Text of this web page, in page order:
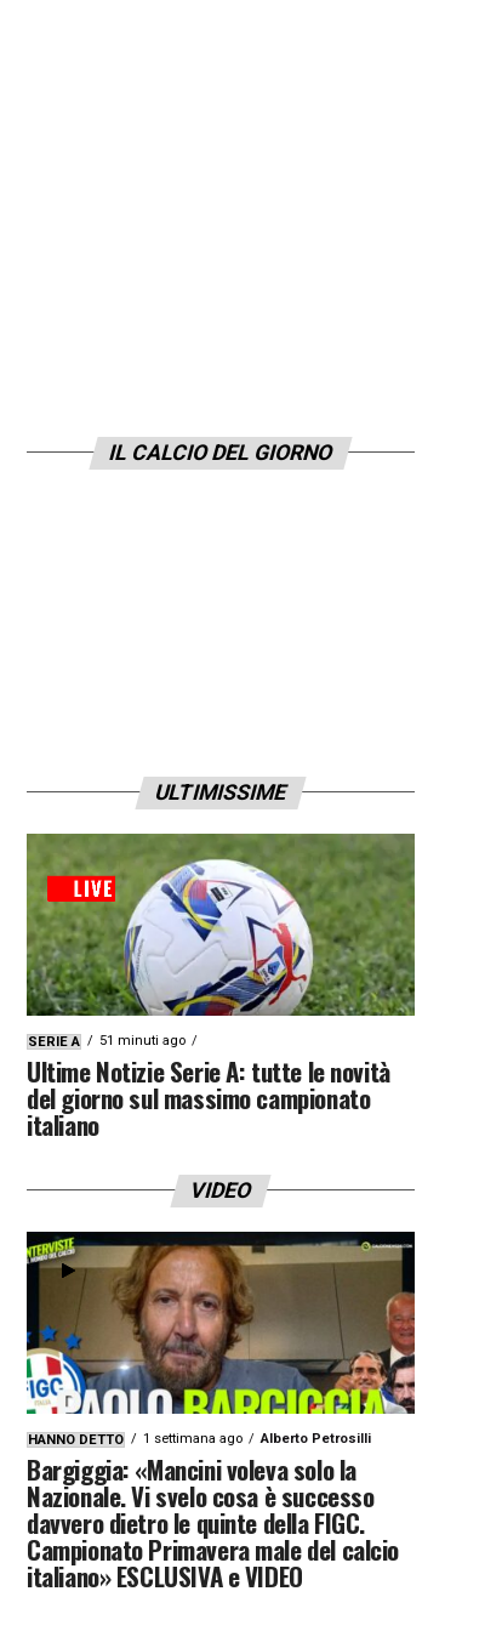
IL CALCIO DEL GIORNO
ULTIMISSIME
SERIE A 51 minuti ago
Ultime Notizie Serie A: tutte le novità
del giorno sul massimo campionato
italiano
VIDEO
HANNO DETTO 1 settimana ago Alberto Petrosilli
Bargiggia: «Mancini voleva solo la
Nazionale. Vi svelo cosa è successo
davvero dietro le quinte della FIGC.
Campionato Primavera male del calcio
italiano» ESCLUSIVA e VIDEO